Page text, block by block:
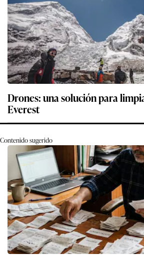
Drones: una solución para
Everest
Contenido sugerido